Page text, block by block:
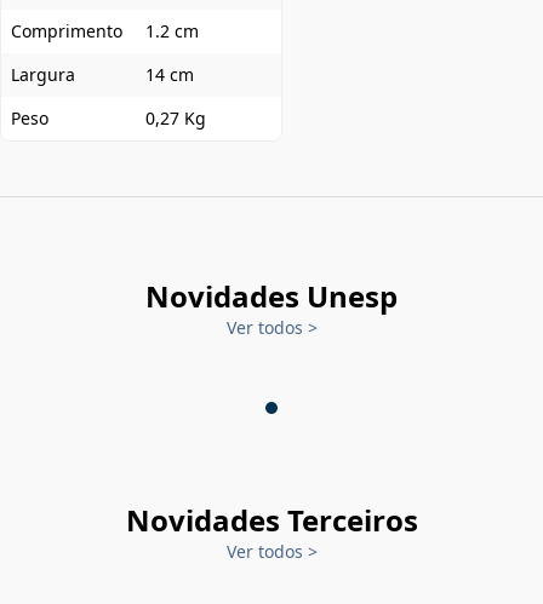
Comprimento
1.2 cm
Largura
14 cm
Peso
0,27 Kg
Novidades Unesp
Ver todos >
Novidades Terceiros
Ver todos >